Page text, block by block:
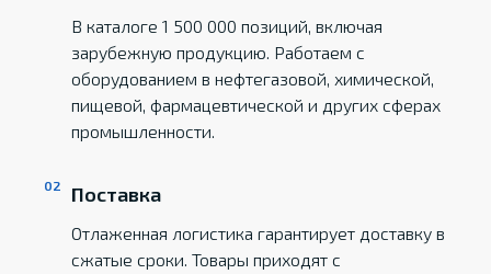
В каталоге 1 500 000 позиций, включая
зарубежную продукцию. Работаем с
оборудованием в нефтегазовой, химической,
пищевой, фармацевтической и других сферах
промышленности.
Поставка
Отлаженная логистика гарантирует доставку в
сжатые сроки. Товары приходят с